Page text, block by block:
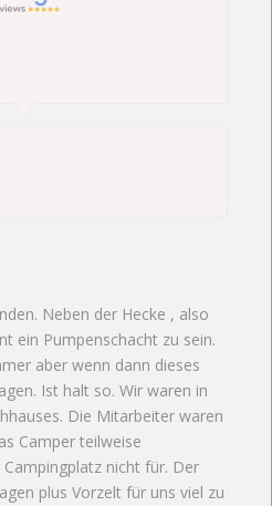
Neben der Hecke , also
ein Pumpenschacht zu sein.
aber wenn dann dieses
Ist halt so. Wir waren in
Die Mitarbeiter waren
Camper teilweise
nicht für. Der
plus Vorzelt für uns viel zu